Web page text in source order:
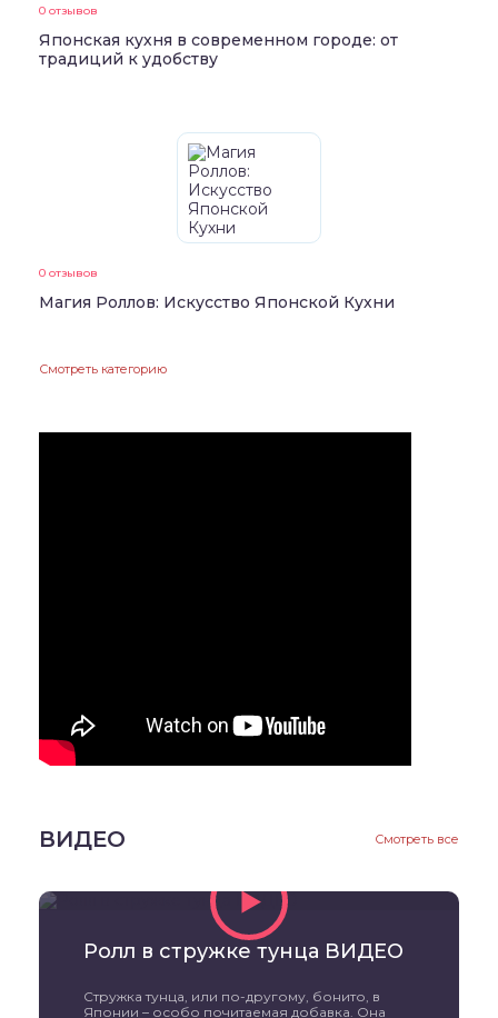
0 отзывов
Японская кухня в современном городе: от
традиций к удобству
0 отзывов
Магия Роллов: Искусство Японской Кухни
Смотреть категорию
ВИДЕО Смотреть все
Ролл в стружке тунца ВИДЕО
Стружка тунца, или по-другому, бонито, в
Японии – особо почитаемая добавка. Она